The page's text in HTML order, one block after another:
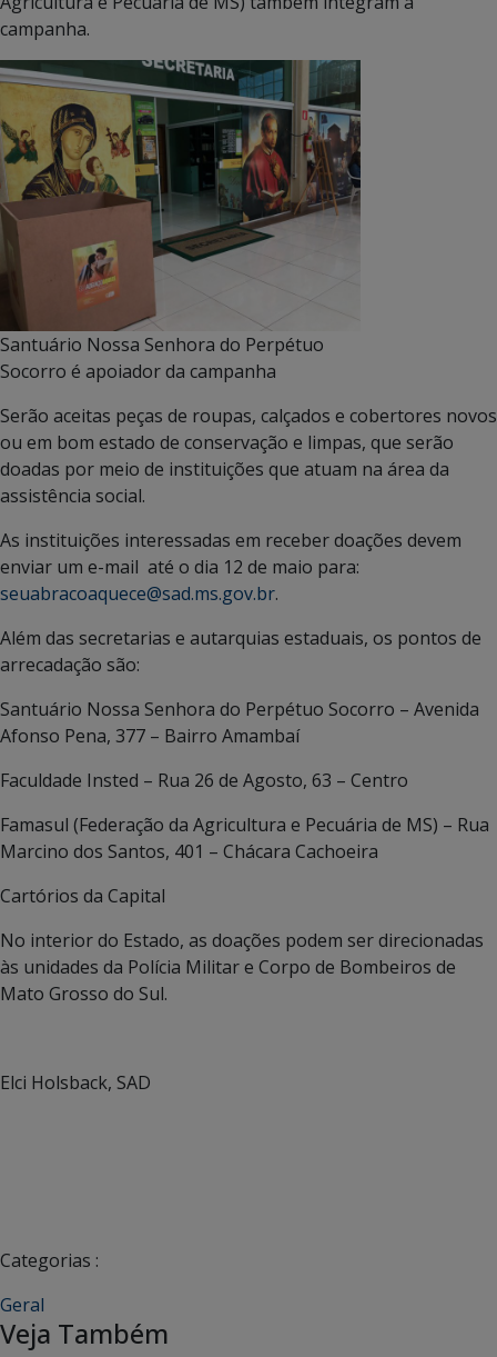
campanha.
Santuário Nossa Senhora do Perpétuo
Socorro é apoiador da campanha
Serão aceitas peças de roupas, calçados e cobertores novos
ou em bom estado de conservação e limpas, que serão
doadas por meio de instituições que atuam na área da
assistência social.
As instituições interessadas em receber doações devem
enviar um e-mail até o dia 12 de maio para:
seuabracoaquece@sad.ms.gov.br.
Além das secretarias e autarquias estaduais, os pontos de
arrecadação são:
Santuário Nossa Senhora do Perpétuo Socorro – Avenida
Afonso Pena, 377 – Bairro Amambaí
Faculdade Insted – Rua 26 de Agosto, 63 – Centro
Famasul (Federação da Agricultura e Pecuária de MS) – Rua
Marcino dos Santos, 401 – Chácara Cachoeira
Cartórios da Capital
No interior do Estado, as doações podem ser direcionadas
às unidades da Polícia Militar e Corpo de Bombeiros de
Mato Grosso do Sul.
Elci Holsback, SAD
Categorias :
Geral
Veja Também